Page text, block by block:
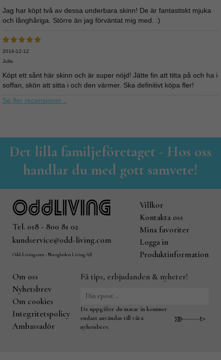
Jag har köpt två av dessa underbara skinn! De är fantastiskt mjuka
och långhåriga. Större än jag förväntat mig med. :)
2016-12-12
Julia
Köpt ett sånt här skinn och är super nöjd! Jätte fin att titta på och ha i
soffan, skön att sitta i och den värmer. Ska definitivt köpa fler!
Se fler recensioner...
Det lilla familjeföretaget - Hos oss
handlar du med gott samvete!
Tel. 018 - 800 81 02
kundservice@odd-living.com
Odd-Living.com - Norrgården Living AB
Villkor
Kontakta oss
Mina favoriter
Logga in
Produktinformation
Om oss
Nyhetsbrev
Om cookies
Integritetspolicy
Ambassadör
Få tips, erbjudanden & nyheter!
De uppgifter du matar in kommer
endast användas till våra
nyhetsbrev.